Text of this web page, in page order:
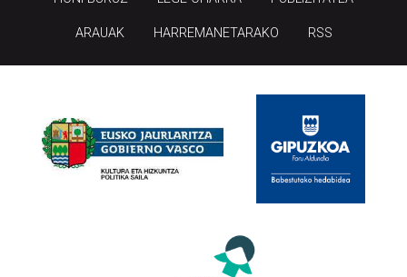
ARAUAK HARREMANETARAKO RSS